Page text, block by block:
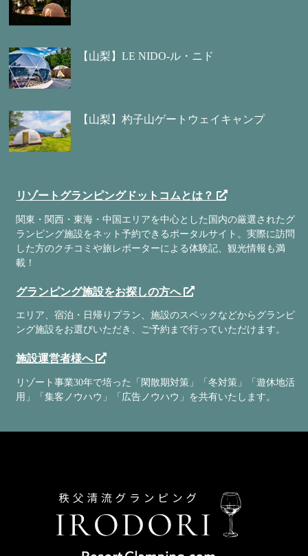
【山梨】LE NIDO-ル・ニド
【山梨】杓子山ゲートウェイキャンプ
リゾートグランピングドットコムとは？
関東・関西・東海・中国エリアを中心とした国内の厳選されたグ
ランピング施設をネット予約できるポータルサイト。実際に訪問
した方のクチコミや旅レポーターによる体験記、観光情報も満
載！
グランピング施設をお探しの方へ
エリア、宿泊・日帰りプラン、施設のスペックなどからグランピ
ング施設をお選びいただき、ご予約まで行っていただけます。
施設運営者様へ
リゾート事業30年で培った「閑散期対策」「冬対策」「遊休地活
用」「集客ノウハウ」「広告ノウハウ」を共有いたします。